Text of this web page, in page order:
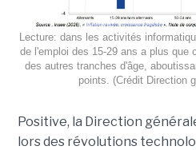
Lecture: dans les activités
de l'emploi des 15-29 ans a plus que
des autres tranches d'âge,
points. (Crédit Direction
Positive, la Direction
lors des révolutions